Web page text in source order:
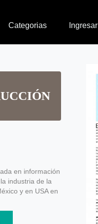
Categorias Ingresar
en información
industria de la
y en USA en